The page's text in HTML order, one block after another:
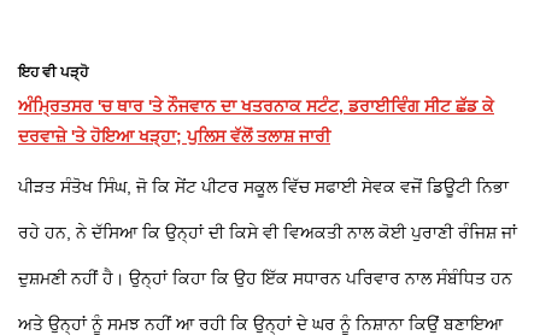
ਇਹ ਵੀ ਪੜ੍ਹੋ
ਅੰਮ੍ਰਿਤਸਰ 'ਚ ਥਾਰ 'ਤੇ ਨੌਜਵਾਨ ਦਾ ਖਤਰਨਾਕ ਸਟੰਟ, ਡਰਾਈਵਿੰਗ ਸੀਟ ਛੱਡ ਕੇ
ਦਰਵਾਜ਼ੇ 'ਤੇ ਹੋਇਆ ਖੜ੍ਹਾ; ਪੁਲਿਸ ਵੱਲੋਂ ਤਲਾਸ਼ ਜਾਰੀ
ਪੀੜਤ ਸੰਤੋਖ ਸਿੰਘ, ਜੋ ਕਿ ਸੇਂਟ ਪੀਟਰ ਸਕੂਲ ਵਿੱਚ ਸਫਾਈ ਸੇਵਕ ਵਜੋਂ ਡਿਊਟੀ ਨਿਭਾ
ਰਹੇ ਹਨ, ਨੇ ਦੱਸਿਆ ਕਿ ਉਨ੍ਹਾਂ ਦੀ ਕਿਸੇ ਵੀ ਵਿਅਕਤੀ ਨਾਲ ਕੋਈ ਪੁਰਾਣੀ ਰੰਜਿਸ਼ ਜਾਂ
ਦੁਸ਼ਮਣੀ ਨਹੀਂ ਹੈ। ਉਨ੍ਹਾਂ ਕਿਹਾ ਕਿ ਉਹ ਇੱਕ ਸਧਾਰਨ ਪਰਿਵਾਰ ਨਾਲ ਸੰਬੰਧਿਤ ਹਨ
ਅਤੇ ਉਨ੍ਹਾਂ ਨੂੰ ਸਮਝ ਨਹੀਂ ਆ ਰਹੀ ਕਿ ਉਨ੍ਹਾਂ ਦੇ ਘਰ ਨੂੰ ਨਿਸ਼ਾਨਾ ਕਿਉਂ ਬਣਾਇਆ